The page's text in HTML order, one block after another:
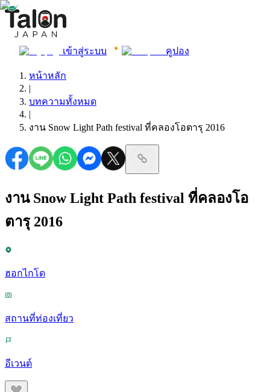
เข้าสู่ระบบ คูปอง
หน้าหลัก
|
บทความทั้งหมด
|
งาน Snow Light Path festival ที่คลองโอตารุ 2016
งาน Snow Light Path festival ที่คลองโอ
ตารุ 2016
ฮอกไกโด
สถานที่ท่องเที่ยว
อีเวนต์